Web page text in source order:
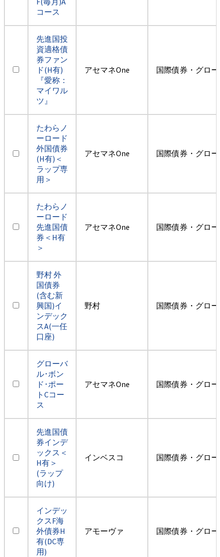
コース
先進国投
資適格債
券ファン
ド(H有)
『愛称：
マイワル
ツ』
アセマネOne 国際債券・グロ
たわらノ
ーロード
外国債券
(H有)＜
ラップ専
用＞
アセマネOne 国際債券・グロ
たわらノ
ーロード
先進国債
券＜H有
＞
アセマネOne 国際債券・グロ
野村 外
国債券
(含む新
興国)イ
ンデック
スA(一任
口座)
野村 国際債券・グロ
グローバ
ル･ボン
ド･ポー
トCコー
ス
アセマネOne 国際債券・グロ
先進国債
券インデ
ックス＜
H有＞
(ラップ
向け)
インベスコ 国際債券・グロ
インデッ
クスF海
外債券H
有(DC専
用)
アモーヴァ 国際債券・グロ